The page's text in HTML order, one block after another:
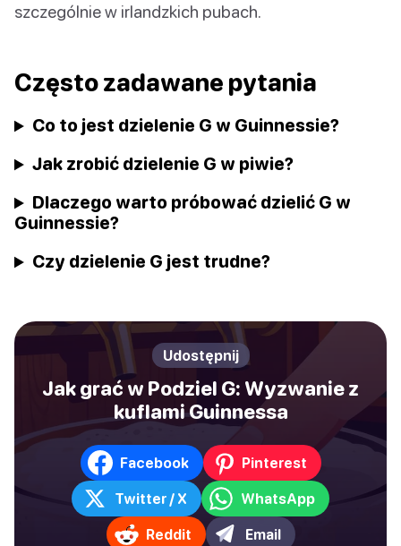
szczególnie w irlandzkich pubach.
Często zadawane pytania
Co to jest dzielenie G w Guinnessie?
Jak zrobić dzielenie G w piwie?
Dlaczego warto próbować dzielić G w
Guinnessie?
Czy dzielenie G jest trudne?
Udostępnij
Jak grać w Podziel G: Wyzwanie z
kuflami Guinnessa
Facebook Pinterest
Twitter / X WhatsApp
Reddit Email